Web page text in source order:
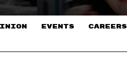
EVENTS CAREERS